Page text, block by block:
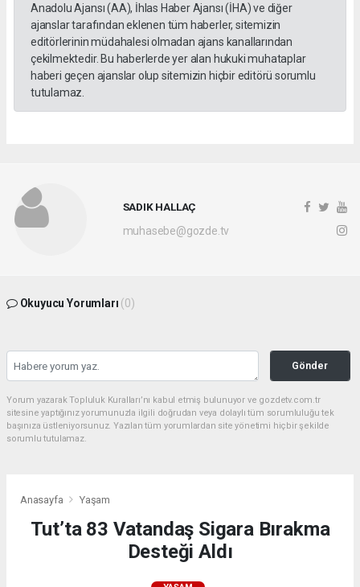
Anadolu Ajansı (AA), İhlas Haber Ajansı (İHA) ve diğer
ajanslar tarafından eklenen tüm haberler, sitemizin
editörlerinin müdahalesi olmadan ajans kanallarından
çekilmektedir. Bu haberlerde yer alan hukuki muhataplar
haberi geçen ajanslar olup sitemizin hiçbir editörü sorumlu
tutulamaz.
SADIK HALLAÇ
muhasebe@gozde.tv
Okuyucu Yorumları (0)
Gönder
Yorum yazarak Topluluk Kuralları’nı kabul etmiş bulunuyor ve gozdetv.com.tr
sitesine yaptığınız yorumunuzla ilgili doğrudan veya dolaylı tüm sorumluluğu tek
başınıza üstleniyorsunuz. Yazılan tüm yorumlardan site yönetimi hiçbir şekilde
sorumlu tutulamaz.
Anasayfa Yaşam
Tut’ta 83 Vatandaş Sigara Bırakma
Desteği Aldı